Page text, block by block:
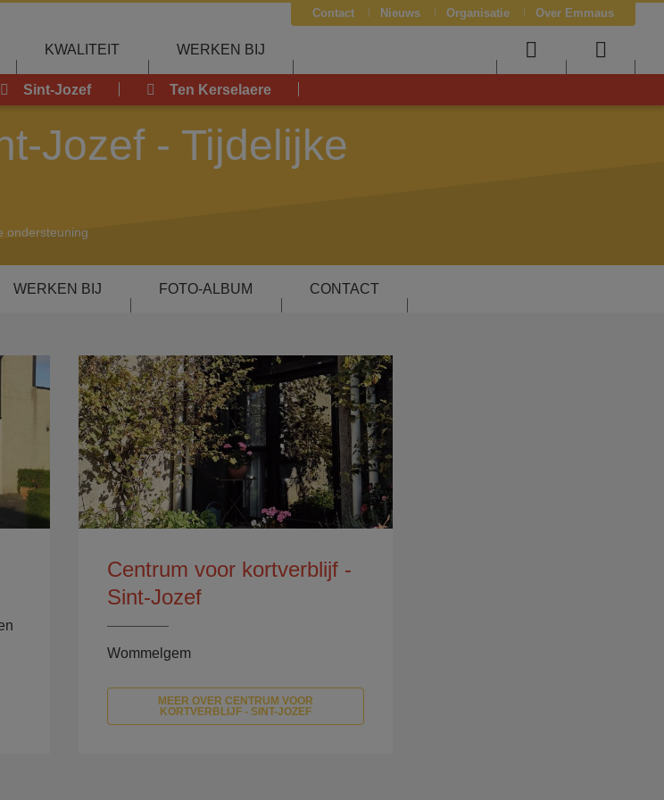
Contact Nieuws Organisatie Over Emmaus
KWALITEIT WERKEN BIJ
User
menu
menu
Sint-Jozef Ten Kerselaere
Jozef - Tijdelijke
ondersteuning
WERKEN BIJ FOTO-ALBUM CONTACT
Centrum voor kortverblijf -
Sint-Jozef
Wommelgem
MEER OVER CENTRUM VOOR
KORTVERBLIJF - SINT-JOZEF